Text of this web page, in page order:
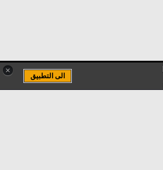
×
الى التطبيق